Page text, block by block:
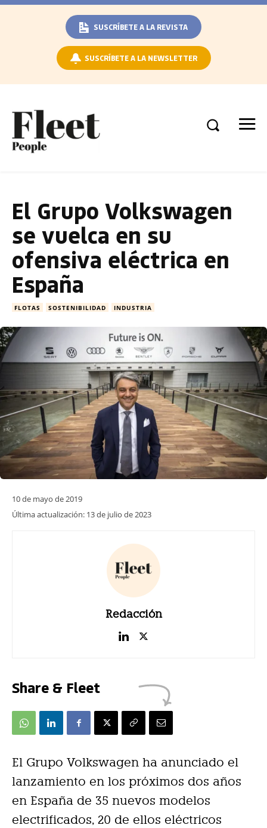
SUSCRÍBETE A LA REVISTA
SUSCRÍBETE A LA NEWSLETTER
El Grupo Volkswagen
se vuelca en su
ofensiva eléctrica en
España
FLOTAS SOSTENIBILIDAD INDUSTRIA
10 de mayo de 2019
Última actualización: 13 de julio de 2023
Redacción
Share & Fleet
El Grupo Volkswagen ha anunciado el
lanzamiento en los próximos dos años
en España de 35 nuevos modelos
electrificados, 20 de ellos eléctricos